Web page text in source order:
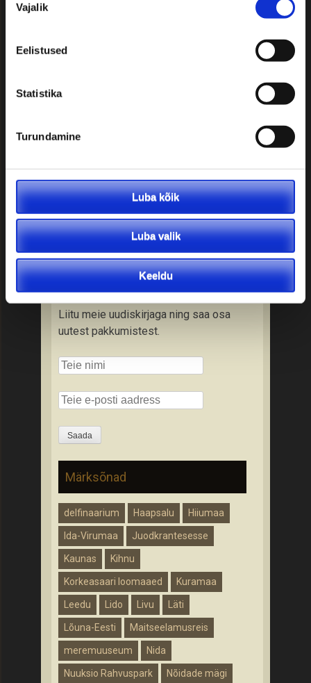
valik
Vajalik
Eelistused
Statistika
Turundamine
Luba kõik
Luba valik
Keeldu
• Muud omapoolsed soovid
• Kontrollige reisidokumendi
olemasolu
• Varuge kaasa vastava riigi valuutat
• Tutvuge reisitingimustega
Liitu uudiskirjaga
Liitu meie uudiskirjaga ning saa osa
uutest pakkumistest.
Märksõnad
delfinaarium Haapsalu Hiiumaa
Ida-Virumaa Juodkrantesesse
Kaunas Kihnu
Korkeasaari loomaaed Kuramaa
Leedu Lido Livu Läti
Lõuna-Eesti Maitseelamusreis
meremuuseum Nida
Nuuksio Rahvuspark Nõidade mägi